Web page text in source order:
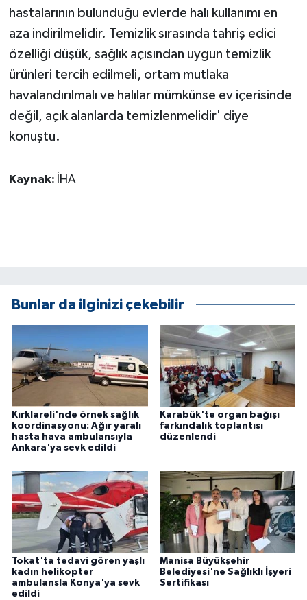
hastalarının bulunduğu evlerde halı kullanımı en
aza indirilmelidir. Temizlik sırasında tahriş edici
özelliği düşük, sağlık açısından uygun temizlik
ürünleri tercih edilmeli, ortam mutlaka
havalandırılmalı ve halılar mümkünse ev içerisinde
değil, açık alanlarda temizlenmelidir' diye
konuştu.
Kaynak: İHA
Bunlar da ilginizi çekebilir
Kırklareli'nde örnek sağlık
koordinasyonu: Ağır yaralı
hasta hava ambulansıyla
Ankara'ya sevk edildi
Karabük'te organ bağışı
farkındalık toplantısı
düzenlendi
Tokat'ta tedavi gören yaşlı
kadın helikopter
ambulansla Konya'ya sevk
edildi
Manisa Büyükşehir
Belediyesi'ne Sağlıklı İşyeri
Sertifikası